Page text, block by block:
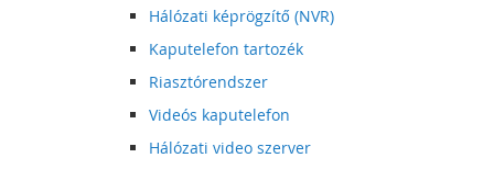
Hálózati képrögzítő (NVR)
Kaputelefon tartozék
Riasztórendszer
Videós kaputelefon
Hálózati video szerver